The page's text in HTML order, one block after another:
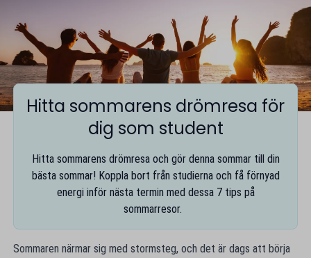
Hitta sommarens drömresa för
dig som student
Hitta sommarens drömresa och gör denna sommar till din
bästa sommar! Koppla bort från studierna och få förnyad
energi inför nästa termin med dessa 7 tips på
sommarresor.
Sommaren närmar sig med stormsteg, och det är dags att börja